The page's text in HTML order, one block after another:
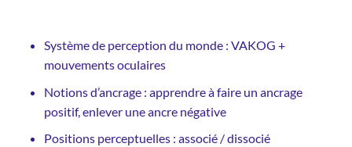
Système de perception du monde : VAKOG +
mouvements oculaires
Notions d’ancrage : apprendre à faire un ancrage
positif, enlever une ancre négative
Positions perceptuelles : associé / dissocié